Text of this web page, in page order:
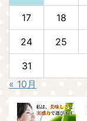
17 18
24 25
31
« 10月